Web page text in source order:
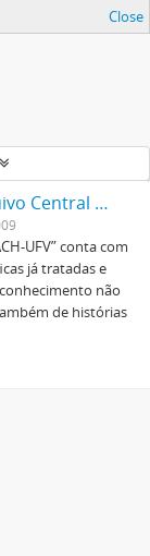
Close
Acervo Fotográfico do Arquivo Central Histórico da UFV
UFV” conta com
já tratadas e
não
de histórias